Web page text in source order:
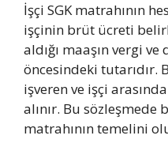
İşçi SGK matrahının
işçinin brüt ücreti
aldığı maaşın vergi
öncesindeki
işveren ve işçi
alınır. Bu sözleşmede
matrahının temelini